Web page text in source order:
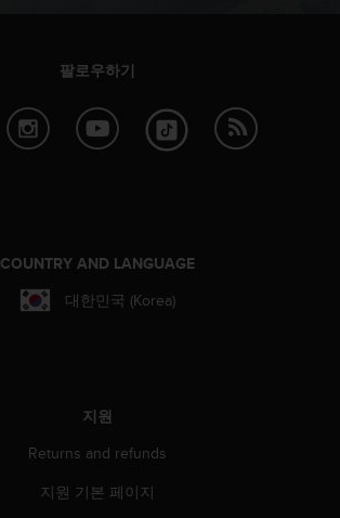
팔로우하기
COUNTRY AND LANGUAGE
대한민국 (Korea)
지원
Returns and refunds
지원 기본 페이지